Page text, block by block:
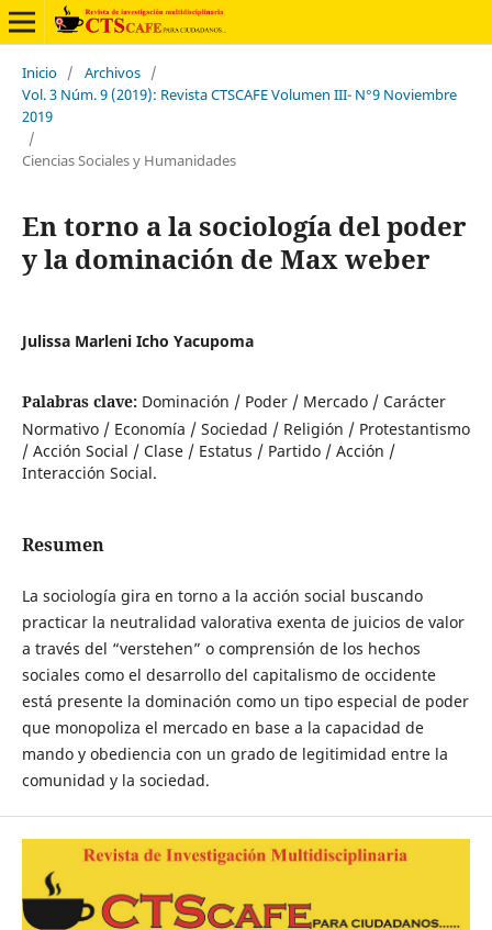
Inicio / Archivos /
Vol. 3 Núm. 9 (2019): Revista CTSCAFE Volumen III- N°9 Noviembre
2019
/
Ciencias Sociales y Humanidades
En torno a la sociología del poder
y la dominación de Max weber
Julissa Marleni Icho Yacupoma
Palabras clave: Dominación / Poder / Mercado / Carácter
Normativo / Economía / Sociedad / Religión / Protestantismo
/ Acción Social / Clase / Estatus / Partido / Acción /
Interacción Social.
Resumen
La sociología gira en torno a la acción social buscando
practicar la neutralidad valorativa exenta de juicios de valor
a través del “verstehen” o comprensión de los hechos
sociales como el desarrollo del capitalismo de occidente
está presente la dominación como un tipo especial de poder
que monopoliza el mercado en base a la capacidad de
mando y obediencia con un grado de legitimidad entre la
comunidad y la sociedad.